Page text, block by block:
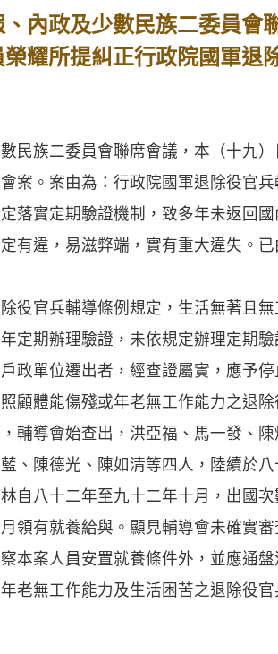
內政及少數民族二委員會
耀所提糾正行政院國軍退
民族二委員會聯席會議，本（十九
案。案由為：行政院國軍退除役官
落實定期驗證機制，致多年未返回
有違，易滋弊端，實有重大違失。
官兵輔導條例規定，生活無著且無
定期辦理驗證，未依規定辦理定期
政單位遷出者，經查證屬實，應予停
體能傷殘或年老無工作能力之退除
輔導會始查出，洪亞福、馬一發、
、陳德光、陳如清等四人，陸續於
自八十二年至九十二年十月，出國
領有就養給與。顯見輔導會未確實
本案人員安置就養條件外，並應通
老無工作能力及生活困苦之退除役官